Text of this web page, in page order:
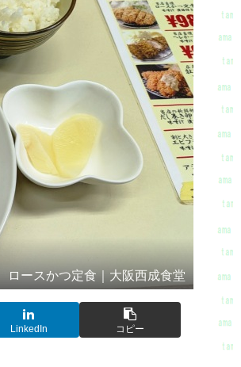
ロースかつ定食｜大阪西成食堂
LinkedIn コピー